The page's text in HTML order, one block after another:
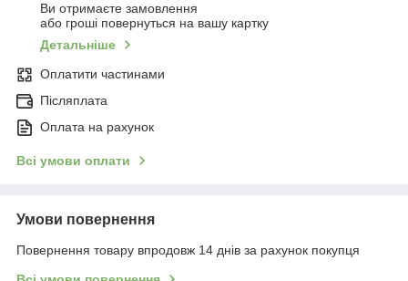
Ви отримаєте замовлення
або гроші повернуться на вашу картку
Детальніше
Оплатити частинами
Післяплата
Оплата на рахунок
Всі умови оплати
Умови повернення
Повернення товару впродовж 14 днів за рахунок покупця